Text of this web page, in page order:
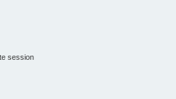
session